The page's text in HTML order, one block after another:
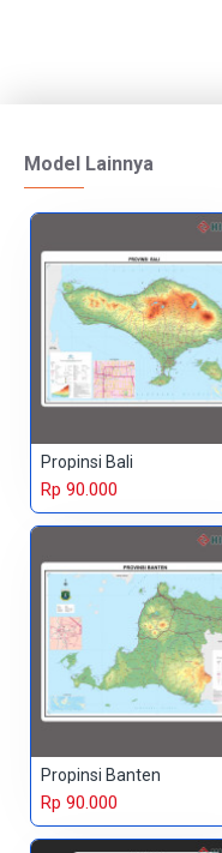
Model Lainnya
Propinsi Bali
Rp 90.000
Propinsi Banten
Rp 90.000